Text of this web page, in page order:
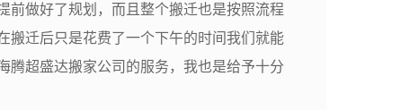
前做好了规划，而且整个搬迁也是按照流程
搬迁后只是花费了一个下午的时间我们就能
腾超盛达搬家公司的服务，我也是给予十分